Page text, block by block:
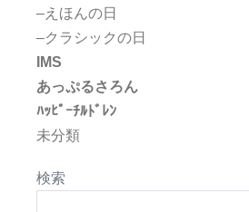
–えほんの日
–クラシックの日
IMS
あっぷるさろん
ﾊｯﾋﾟｰﾁﾙﾄﾞﾚﾝ
未分類
検索